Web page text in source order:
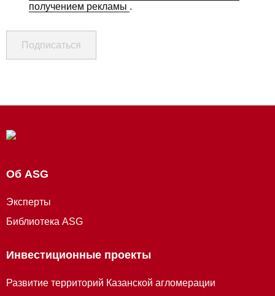
получением рекламы .
Подписаться
Об ASG
Эксперты
Библиотека ASG
Инвестиционные проекты
Развитие территорий Казанской агломерации